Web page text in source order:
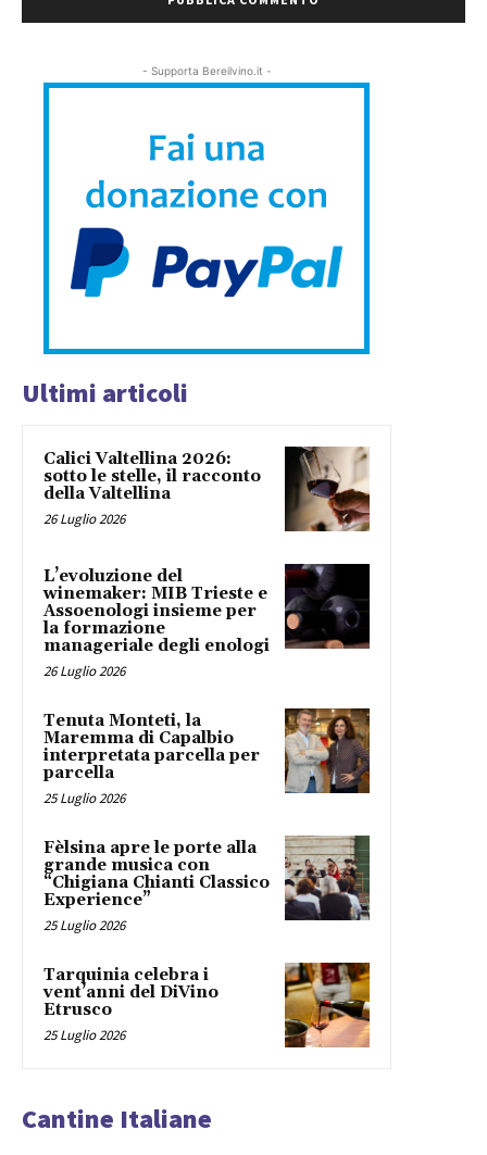
- Supporta Bereilvino.it -
Ultimi articoli
Calici Valtellina 2026:
sotto le stelle, il racconto
della Valtellina
26 Luglio 2026
L’evoluzione del
winemaker: MIB Trieste e
Assoenologi insieme per
la formazione
manageriale degli enologi
26 Luglio 2026
Tenuta Monteti, la
Maremma di Capalbio
interpretata parcella per
parcella
25 Luglio 2026
Fèlsina apre le porte alla
grande musica con
“Chigiana Chianti Classico
Experience”
25 Luglio 2026
Tarquinia celebra i
vent’anni del DiVino
Etrusco
25 Luglio 2026
Cantine Italiane